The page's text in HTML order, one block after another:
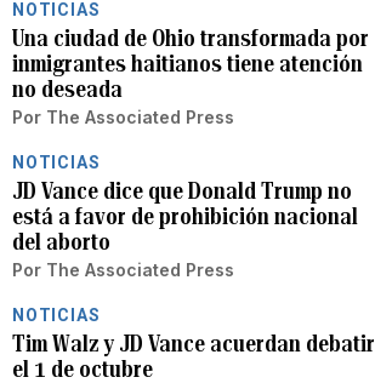
NOTICIAS
Una ciudad de Ohio transformada por
inmigrantes haitianos tiene atención
no deseada
Por The Associated Press
NOTICIAS
JD Vance dice que Donald Trump no
está a favor de prohibición nacional
del aborto
Por The Associated Press
NOTICIAS
Tim Walz y JD Vance acuerdan debatir
el 1 de octubre